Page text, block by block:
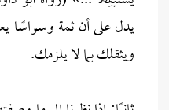
يدل على أن ثمة وسواسًا
ويثقلك بما لا يلزمك.